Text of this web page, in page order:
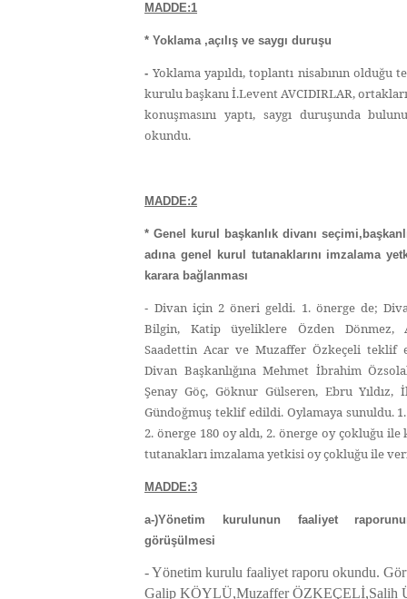
MADDE:1
* Yoklama ,açılış ve saygı duruşu
- Yoklama yapıldı, toplantı nisabının olduğu
kurulu başkanı İ.Levent AVCIDIRLAR,
konuşmasını yaptı, saygı duruşunda
okundu.
MADDE:2
* Genel kurul başkanlık divanı
adına genel kurul tutanaklarını imzalama
karara bağlanması
-Divan için 2 öneri geldi. 1. önerge de;
Bilgin, Katip üyeliklere Özden Dönmez,
Saadettin Acar ve Muzaffer Özkeçeli teklif
Divan Başkanlığına Mehmet İbrahim
Şenay Göç, Göknur Gülseren, Ebru
Gündoğmuş teklif edildi. Oylamaya sunuldu.
2. önerge 180 oy aldı, 2. önerge oy çokluğu
tutanakları imzalama yetkisi oy çokluğu ile
MADDE:3
a-)Yönetim kurulunun faaliyet
görüşülmesi
- Yönetim kurulu faaliyet raporu okundu.
Galip KÖYLÜ,Muzaffer ÖZKEÇELİ,Salih